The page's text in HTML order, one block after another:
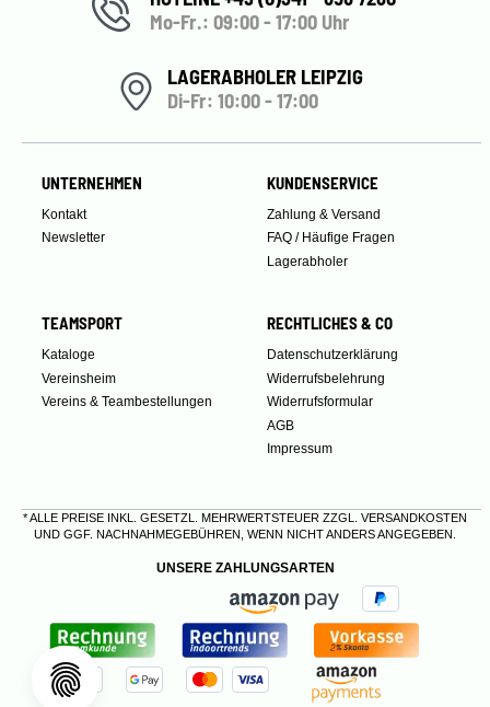
Mo-Fr.: 09:00 - 17:00 Uhr
LAGERABHOLER LEIPZIG
Di-Fr: 10:00 - 17:00
UNTERNEHMEN
Kontakt
Newsletter
KUNDENSERVICE
Zahlung & Versand
FAQ / Häufige Fragen
Lagerabholer
TEAMSPORT
Kataloge
Vereinsheim
Vereins & Teambestellungen
RECHTLICHES & CO
Datenschutzerklärung
Widerrufsbelehrung
Widerrufsformular
AGB
Impressum
* ALLE PREISE INKL. GESETZL. MEHRWERTSTEUER ZZGL. VERSANDKOSTEN
UND GGF. NACHNAHMEGEBÜHREN, WENN NICHT ANDERS ANGEGEBEN.
UNSERE ZAHLUNGSARTEN